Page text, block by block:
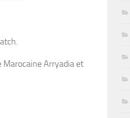
Marocaine Arryadia et